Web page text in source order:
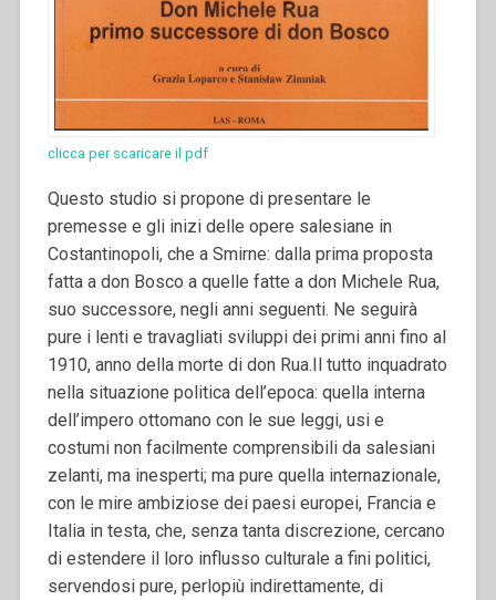
clicca per scaricare il pdf
Questo studio si propone di presentare le
premesse e gli inizi delle opere salesiane in
Costantinopoli, che a Smirne: dalla prima proposta
fatta a don Bosco a quelle fatte a don Michele Rua,
suo successore, negli anni seguenti. Ne seguirà
pure i lenti e travagliati sviluppi dei primi anni fino al
1910, anno della morte di don Rua.Il tutto inquadrato
nella situazione politica dell’epoca: quella interna
dell’impero ottomano con le sue leggi, usi e
costumi non facilmente comprensibili da salesiani
zelanti, ma inesperti; ma pure quella internazionale,
con le mire ambiziose dei paesi europei, Francia e
Italia in testa, che, senza tanta discrezione, cercano
di estendere il loro influsso culturale a fini politici,
servendosi pure, perlopiù indirettamente, di